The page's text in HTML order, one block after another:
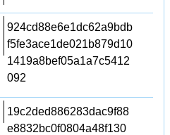
924cd88e6e1dc62a9bdb
f5fe3ace1de021b879d10
1419a8bef05a1a7c5412
092
19c2ded886283dac9f88
e8832bc0f0804a48f130